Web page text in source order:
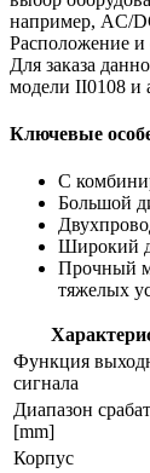
например, AC/
Расположение и
Для заказа
модели II0108 и
Ключевые
С
Большой
Широкий
Прочный
тяжелых
Функция
сигнала
Диапазон
[mm]
Корпус